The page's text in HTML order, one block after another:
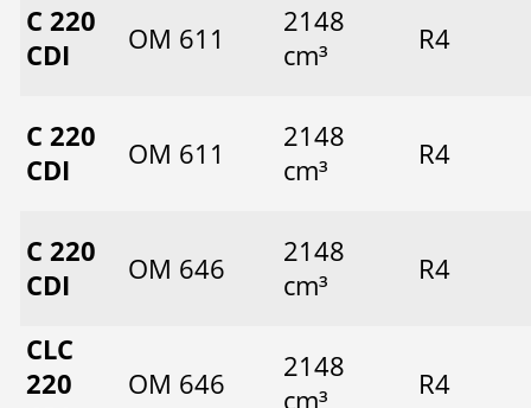
C 220
CDI
OM 611
2148
cm³
R4
C 220
CDI
OM 611
2148
cm³
R4
C 220
CDI
OM 646
2148
cm³
R4
CLC
220
OM 646
2148
cm³
R4